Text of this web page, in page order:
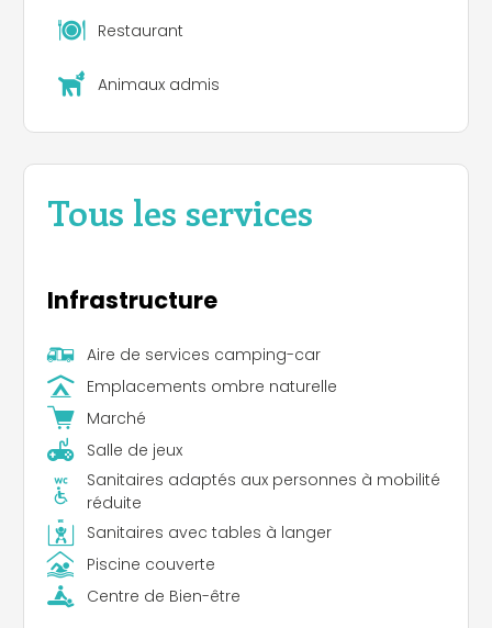
Restaurant
Animaux admis
Tous les services
Infrastructure
Aire de services camping-car
Emplacements ombre naturelle
Marché
Salle de jeux
Sanitaires adaptés aux personnes à mobilité
réduite
Sanitaires avec tables à langer
Piscine couverte
Centre de Bien-être